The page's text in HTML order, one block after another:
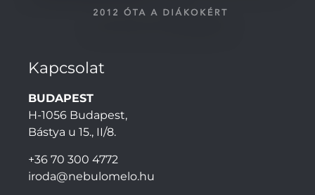
Kapcsolat
BUDAPEST
H-1056 Budapest,
Bástya u 15., II/8.
+36 70 300 4772
iroda@nebulomelo.hu